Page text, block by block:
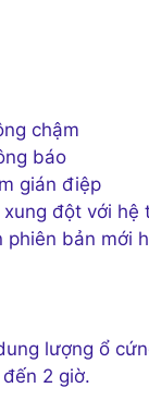
chậm
báo
gián điệp
đột với hệ
phiên bản mới
lượng ổ
2 giờ.